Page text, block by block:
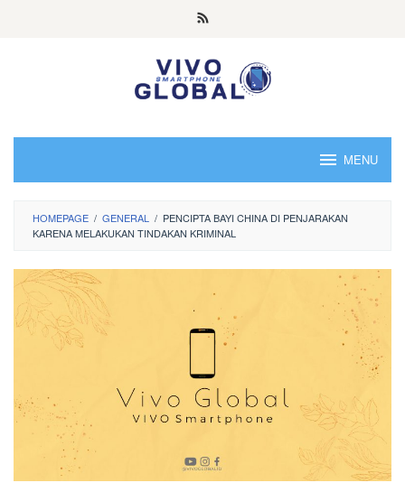
MENU
HOMEPAGE / GENERAL / PENCIPTA BAYI CHINA DI PENJARAKAN
KARENA MELAKUKAN TINDAKAN KRIMINAL